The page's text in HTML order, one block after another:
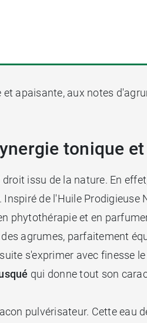
apaisante, aux notes
tonique
issu de la nature. En
de l'Huile Prodigieuse
phytothérapie et en
agrumes, parfaitement
s'exprimer avec finesse
qui donne tout son
pulvérisateur. Cette eau